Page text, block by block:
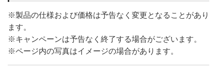
※製品の仕様および価格は予告なく変更となることがあり
ます。
※キャンペーンは予告なく終了する場合がございます。
※ページ内の写真はイメージの場合があります。